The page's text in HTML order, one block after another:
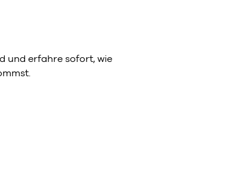
und erfahre sofort, wie